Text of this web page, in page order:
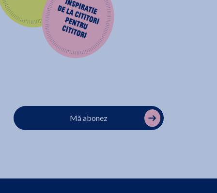
Mă abonez